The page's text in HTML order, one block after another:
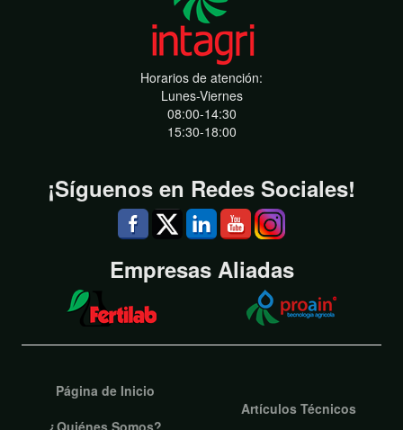
Horarios de atención:
Lunes-Viernes
08:00-14:30
15:30-18:00
¡Síguenos en Redes Sociales!
Empresas Aliadas
Página de Inicio
¿Quiénes Somos?
Artículos Técnicos